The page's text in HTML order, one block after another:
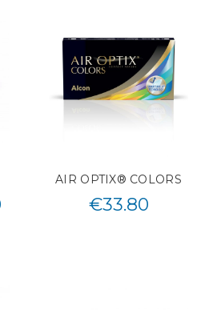
AIR OPTIX® COLORS
€33.80